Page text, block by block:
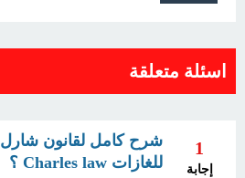
اسئلة متعلقة
1
إجابة
شرح كامل لقانون شارل
للغازات Charles law ؟